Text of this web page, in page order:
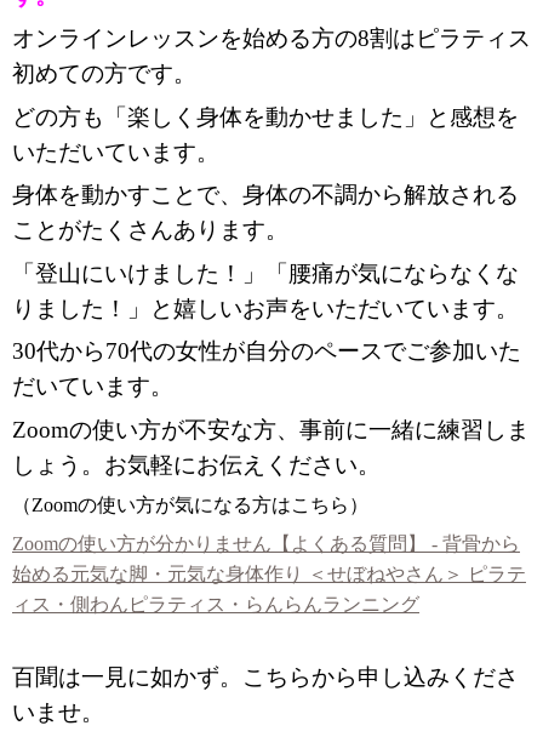
オンラインレッスンを始める方の8割はピラティス
初めての方です。
どの方も「楽しく身体を動かせました」と感想を
いただいています。
身体を動かすことで、身体の不調から解放される
ことがたくさんあります。
「登山にいけました！」「腰痛が気にならなくな
りました！」と嬉しいお声をいただいています。
30代から70代の女性が自分のペースでご参加いた
だいています。
Zoomの使い方が不安な方、事前に一緒に練習しま
しょう。お気軽にお伝えください。
（Zoomの使い方が気になる方はこちら）
Zoomの使い方が分かりません【よくある質問】 - 背骨から
始める元気な脚・元気な身体作り ＜せぼねやさん＞ ピラテ
ィス・側わんピラティス・らんらんランニング
百聞は一見に如かず。こちらから申し込みくださ
いませ。